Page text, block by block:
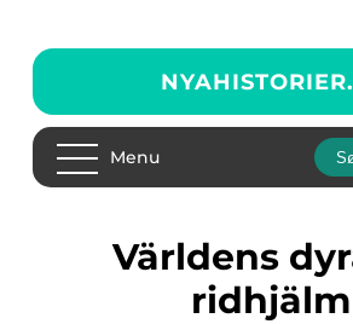
NYAHISTORIER.
Menu
världens dyraste
ridhjälm